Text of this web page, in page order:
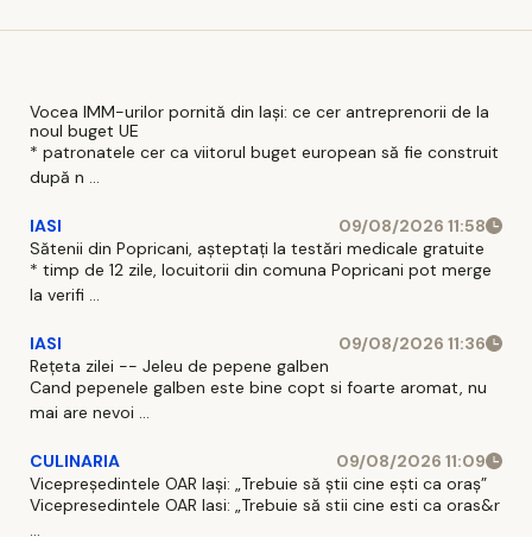
Vocea IMM-urilor pornită din Iași: ce cer antreprenorii de la
noul buget UE
* patronatele cer ca viitorul buget european să fie construit
după n ...
IASI
09/08/2026 11:58
Sătenii din Popricani, așteptați la testări medicale gratuite
* timp de 12 zile, locuitorii din comuna Popricani pot merge
la verifi ...
IASI
09/08/2026 11:36
Rețeta zilei -- Jeleu de pepene galben
Cand pepenele galben este bine copt si foarte aromat, nu
mai are nevoi ...
CULINARIA
09/08/2026 11:09
Vicepreședintele OAR Iași: „Trebuie să știi cine ești ca oraș”
Vicepresedintele OAR Iasi: „Trebuie să stii cine esti ca oras&r
...